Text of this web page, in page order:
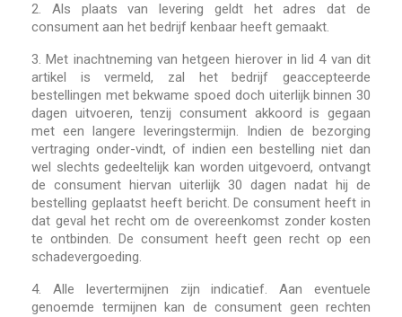
2.
Als plaats van levering geldt het adres dat de
consument aan het bedrijf kenbaar heeft gemaakt.
3. Met inachtneming van hetgeen hierover in lid 4 van dit
artikel is vermeld, zal het bedrijf geaccepteerde
bestellingen met bekwame spoed doch uiterlijk binnen 30
dagen uitvoeren, tenzij consument akkoord is gegaan
met een langere leveringstermijn. Indien de bezorging
vertraging onder-vindt, of indien een bestelling niet dan
wel slechts gedeeltelijk kan worden uitgevoerd, ontvangt
de consument hiervan uiterlijk 30 dagen nadat hij de
bestelling geplaatst heeft bericht. De consument heeft in
dat geval het recht om de overeenkomst zonder kosten
te ontbinden. De consument heeft geen recht op een
schadevergoeding.
4.
Alle levertermijnen zijn indicatief. Aan eventuele
genoemde termijnen kan de consument geen rechten